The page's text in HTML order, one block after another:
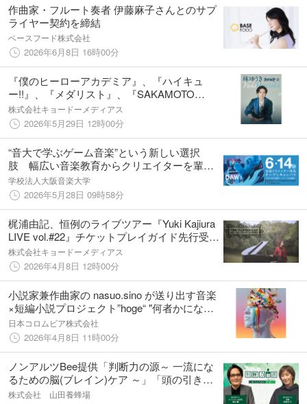
作曲家・フルート奏者 伊藤麻子さんとのサプ
ライヤー契約を締結
ベースフード株式会社
2026年6月8日 16時00分
『僕のヒーローアカデミア』、『ハイキュ
ー!!』、『メダリスト』、『SAKAMOTO
DAYS』など数々の人気作品を手掛ける作曲
家・林ゆうきによるコンサートが2026年12月
開催決定！
株式会社キョードーメディアス
2026年5月29日 12時00分
“音大で学ぶゲーム音楽”という新しい選択
肢 幅広い音楽教育からクリエイターを輩出
～6月14日、中学生・高校生向けの特別講座～
学校法人大阪音楽大学
2026年5月28日 09時58分
梶浦由記、恒例のライブツアー『Yuki Kajiura
LIVE vol.#22』チケットプレイガイド先行受付
中！
株式会社キョードーメディアス
2026年4月8日 12時00分
小説家兼作曲家の nasuo.sino が送り出す音楽
×短編小説プロジェクト”hoge“ "何者かになろ
うともがく"あなたの「今」を肯定する『2000
年経って feat.結芽ひなり』を本日リリース！
日本コロムビア株式会社
2026年4月8日 11時00分
ノンアルツBee提供「判断力の源～ 一流にな
るための脳(ブレイン)ケア ～」「頭の引き出
し」の上手な使い方とは…4月のゲストは、チ
株式会社 山田養蜂場